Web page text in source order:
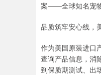
案——全球知名宠物
品质筑牢安心线，
作为美国原装进口
查询产品信息，消
到保质期测试、出